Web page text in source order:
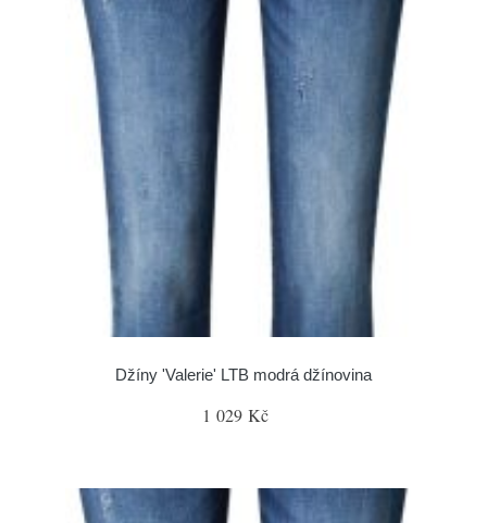
Džíny 'Valerie' LTB modrá džínovina
1 029 Kč